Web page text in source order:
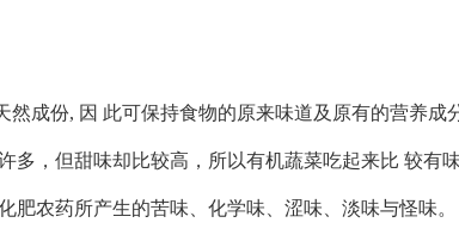
然成份, 因 此可保持食物的原来味道及原有的营养成
多，但甜味却比较高，所以有机蔬菜吃起来比 较有
肥农药所产生的苦味、化学味、涩味、淡味与怪味。